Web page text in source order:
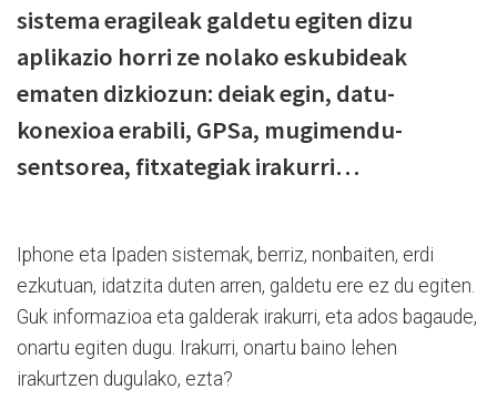
sistema eragileak galdetu egiten dizu
aplikazio horri ze nolako eskubideak
ematen dizkiozun: deiak egin, datu-
konexioa erabili, GPSa, mugimendu-
sentsorea, fitxategiak irakurri…
Iphone eta Ipaden sistemak, berriz, nonbaiten, erdi
ezkutuan, idatzita duten arren, galdetu ere ez du egiten.
Guk informazioa eta galderak irakurri, eta ados bagaude,
onartu egiten dugu. Irakurri, onartu baino lehen
irakurtzen dugulako, ezta?